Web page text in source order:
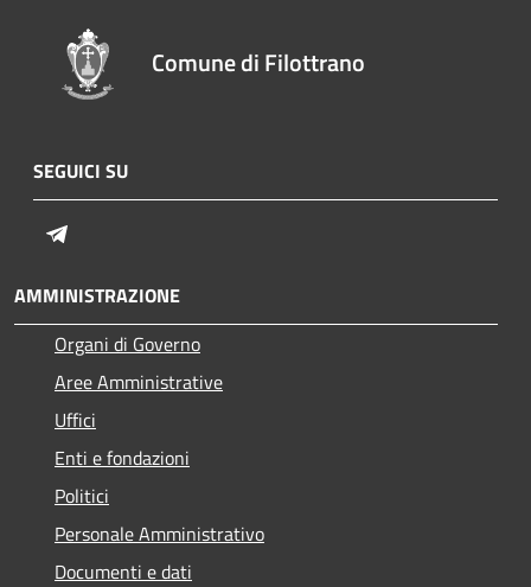
Comune di Filottrano
SEGUICI SU
AMMINISTRAZIONE
Organi di Governo
Aree Amministrative
Uffici
Enti e fondazioni
Politici
Personale Amministrativo
Documenti e dati